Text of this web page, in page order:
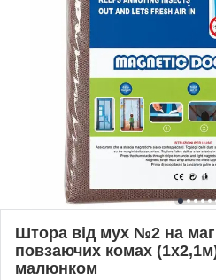
Штора від мух №2 на
повзаючих комах
малюнком